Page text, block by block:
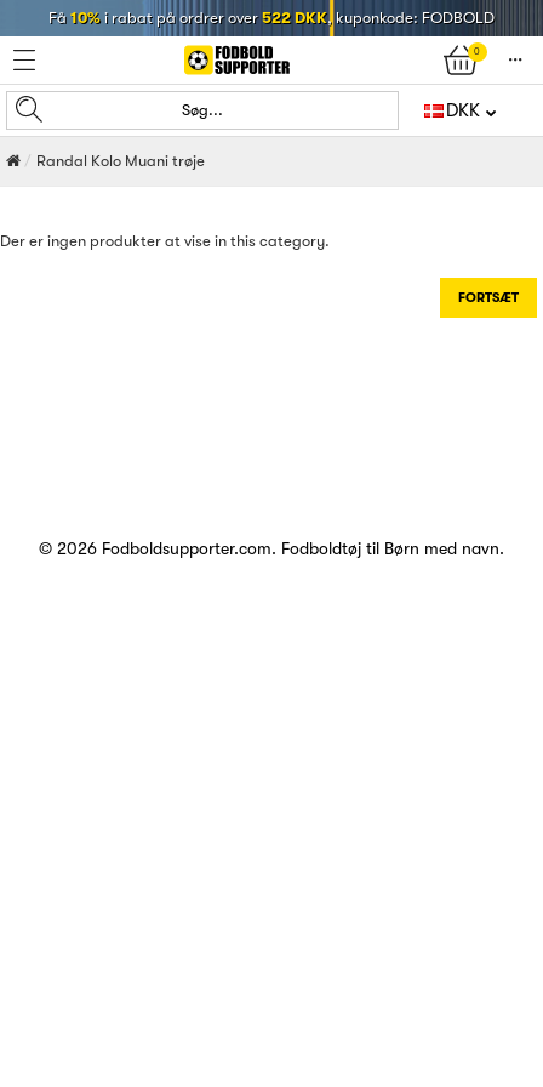
Få 10%i rabat på ordrer over522 DKK, kuponkode: FODBOLD
0
󰄒
Søg... DKK
Randal Kolo Muani trøje
Der er ingen produkter at vise in this category.
FORTSÆT
© 2026 Fodboldsupporter.com. Fodboldtøj til Børn med navn.